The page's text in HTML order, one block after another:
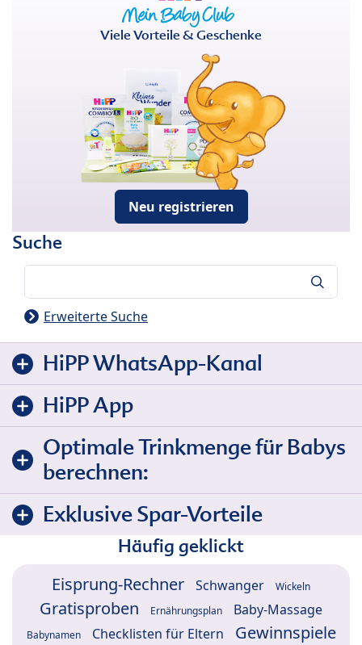
Viele Vorteile & Geschenke
Neu registrieren
Suche
Erweiterte Suche
HiPP WhatsApp-Kanal
HiPP App
Optimale Trinkmenge für Babys
berechnen:
Exklusive Spar-Vorteile
Häufig geklickt
Eisprung-Rechner Schwanger Wickeln
Gratisproben Ernährungsplan Baby-Massage
Babynamen Checklisten für Eltern
Gewinnspiele